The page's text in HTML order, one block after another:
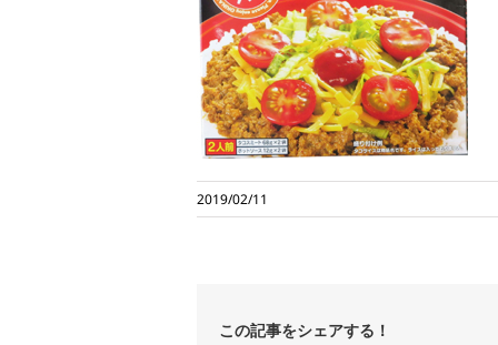
2019/02/11
この記事をシェアする！